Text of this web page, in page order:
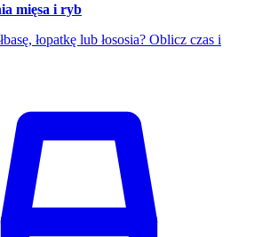
mięsa i ryb
łopatkę lub łososia? Oblicz czas i